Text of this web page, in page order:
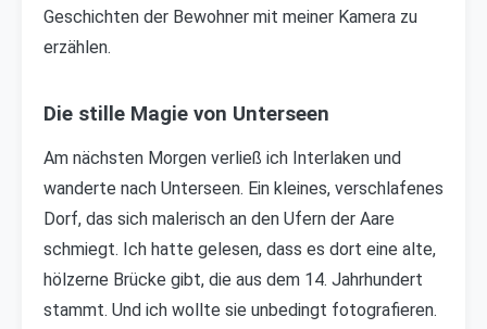
Geschichten der Bewohner mit meiner Kamera zu
erzählen.
Die stille Magie von Unterseen
Am nächsten Morgen verließ ich Interlaken und
wanderte nach Unterseen. Ein kleines, verschlafenes
Dorf, das sich malerisch an den Ufern der Aare
schmiegt. Ich hatte gelesen, dass es dort eine alte,
hölzerne Brücke gibt, die aus dem 14. Jahrhundert
stammt. Und ich wollte sie unbedingt fotografieren.